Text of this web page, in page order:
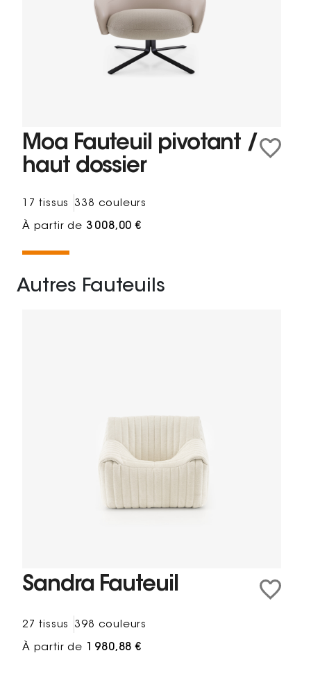
Moa Fauteuil pivotant /
haut dossier
17 tissus 338 couleurs
À partir de 3 008,00 €
Autres Fauteuils
Sandra Fauteuil
27 tissus 398 couleurs
À partir de 1 980,88 €